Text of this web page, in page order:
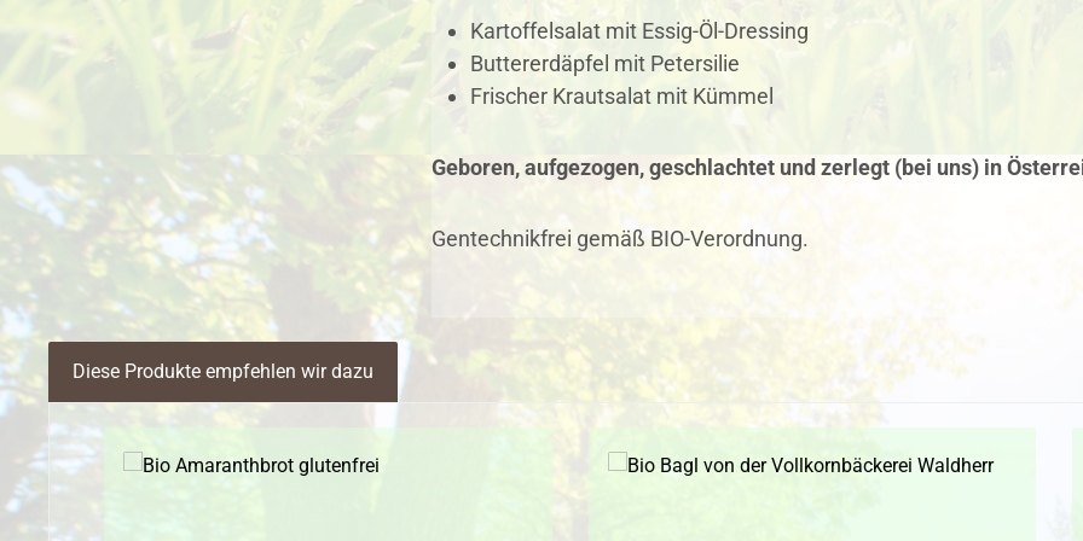
Kartoffelsalat mit Essig-Öl-Dressing
Buttererdäpfel mit Petersilie
Frischer Krautsalat mit Kümmel
Geboren, aufgezogen, geschlachtet und zerlegt (bei uns) in
Gentechnikfrei gemäß BIO-Verordnung.
Diese Produkte empfehlen wir dazu